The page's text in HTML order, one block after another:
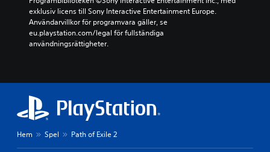
v
l
j
u
d
i
d
i
i
d
exklusiv licens till Sony Interactive Entertainment Europe.
Användarvillkor för programvara gäller, se
eu.playstation.com/legal för fullständiga
användningsrättigheter.
Hem Spel Path of Exile 2